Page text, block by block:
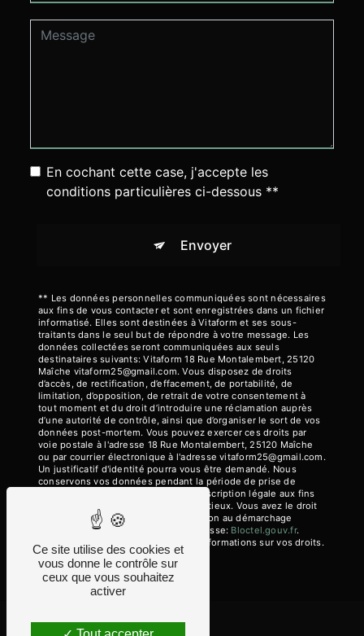
En cochant cette case, j'accepte les
conditions particulières ci-dessous **
Envoyer
** Les données personnelles communiquées sont nécessaires
aux fins de vous contacter et sont enregistrées dans un fichier
informatisé. Elles sont destinées à Vitaform et ses sous-
traitants dans le seul but de répondre à votre message. Les
données collectées seront communiquées aux seuls
destinataires suivants: Vitaform 18 Rue Montalembert, 25120
Maîche vitaform25@gmail.com. Vous disposez de droits
d’accès, de rectification, d’effacement, de portabilité, de
limitation, d’opposition, de retrait de votre consentement à
tout moment et du droit d’introduire une réclamation auprès
d’une autorité de contrôle, ainsi que d’organiser le sort de vos
données post-mortem. Vous pouvez exercer ces droits par
voie postale à l'adresse 18 Rue Montalembert, 25120 Maîche
ou par courrier électronique à l'adresse vitaform25@gmail.com.
Un justificatif d'identité pourra vous être demandé. Nous
conservons vos données pendant la période de prise de
contact puis pendant la durée de prescription légale aux fins
probatoires et de gestion des contentieux. Vous avez le droit
de vous inscrire sur la liste d'opposition au démarchage
téléphonique, disponible à cette adresse:
Bloctel.gouv.fr.
Consultez le site cnil.fr pour plus d’informations sur vos droits.
Ce site utilise des cookies et
vous donne le contrôle sur
ceux que vous souhaitez
activer